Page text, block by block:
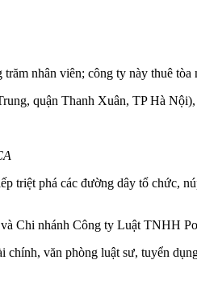
nhân viên; công ty này thuê
quận Thanh Xuân, TP Hà
triệt phá các đường dây tổ chức,
Chi nhánh Công ty Luật TNHH
văn phòng luật sư, tuyển